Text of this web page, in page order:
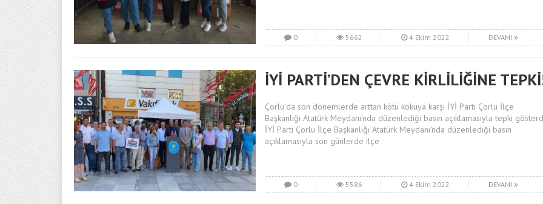
0 5662 4 Ekim 2022 DEVAMI
İYİ PARTİ’DEN ÇEVRE KİRLİLİĞİNE
Çorlu’da son dönemlerde arttan kötü kokuya karşı İYİ Parti Çorlu İlçe
Başkanlığı Atatürk Meydanı’nda düzenlediği basın açıklamasıyla tepki
İYİ Parti Çorlu İlçe Başkanlığı Atatürk Meydanı’nda düzenlediği basın
açıklamasıyla son günlerde ilçe
0 5586 4 Ekim 2022 DEVAMI